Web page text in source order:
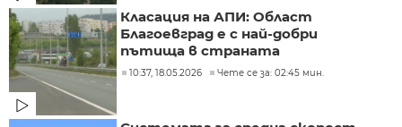
Класация на АПИ: Област
Благоевград е с най-добри
пътища в страната
10:37, 18.05.2026 Чете се за: 02:45 мин.